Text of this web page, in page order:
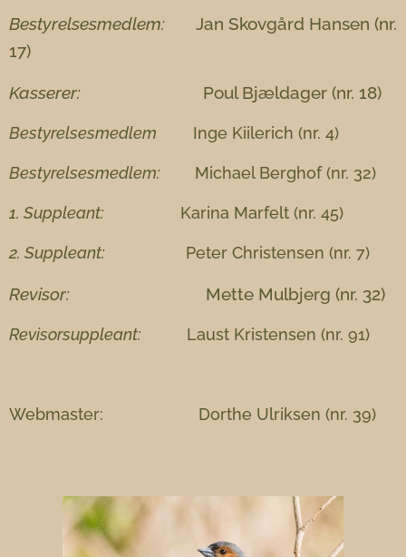
Bestyrelsesmedlem:
Jan Skovgård Hansen (nr.
17)
Kasserer: Poul Bjældager (nr. 18)
Bestyrelsesmedlem Inge Kiilerich (nr. 4)
Bestyrelsesmedlem: Michael Berghof (nr. 32)
1. Suppleant: Karina Marfelt (nr. 45)
2. Suppleant: Peter Christensen (nr. 7)
Revisor: Mette Mulbjerg (nr. 32)
Revisorsuppleant: Laust Kristensen (nr. 91)
Webmaster: Dorthe Ulriksen (nr. 39)